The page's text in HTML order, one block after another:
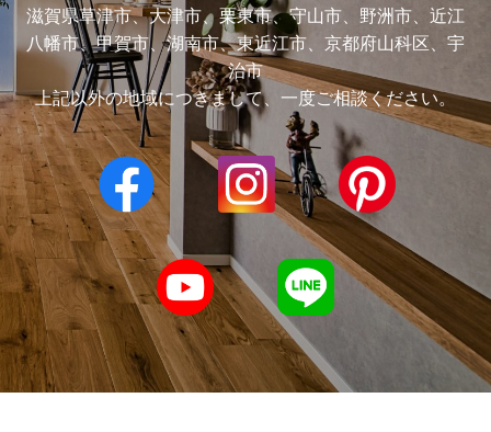
滋賀県草津市、大津市、栗東市、守山市、野洲市、近江
八幡市、甲賀市、湖南市、東近江市、京都府山科区、宇
治市
上記以外の地域につきまして、一度ご相談ください。